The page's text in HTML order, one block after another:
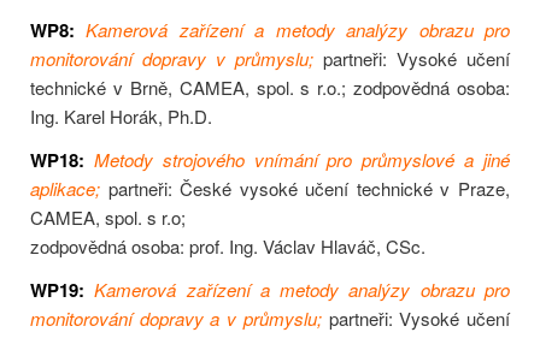
WP8: Kamerová zařízení a metody analýzy obrazu pro
monitorování dopravy v průmyslu; partneři: Vysoké učení
technické v Brně, CAMEA, spol. s r.o.; zodpovědná osoba:
Ing. Karel Horák, Ph.D.
WP18: Metody strojového vnímání pro průmyslové a jiné
aplikace; partneři: České vysoké učení technické v Praze,
CAMEA, spol. s r.o;
zodpovědná osoba: prof. Ing. Václav Hlaváč, CSc.
WP19: Kamerová zařízení a metody analýzy obrazu pro
monitorování dopravy a v průmyslu; partneři: Vysoké učení